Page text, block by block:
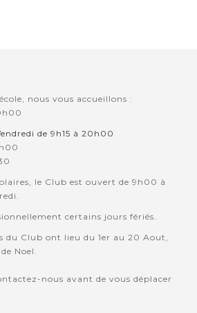
nous vous accueillons :
de 9h15 à 20h00
le Club est ouvert de 9h00 à
certains jours fériés.
du Club ont lieu du 1er au 20 Aout,
Noel.
nous avant de vous déplacer